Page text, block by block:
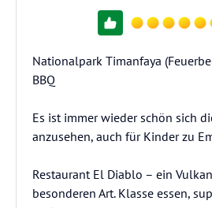
Nationalpark Timanfaya
BBQ
Es ist immer wieder schön sich
anzusehen, auch für Kinder zu
Restaurant El Diablo – ein
besonderen Art. Klasse essen,